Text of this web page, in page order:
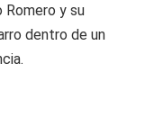
Romero y su
dentro de un